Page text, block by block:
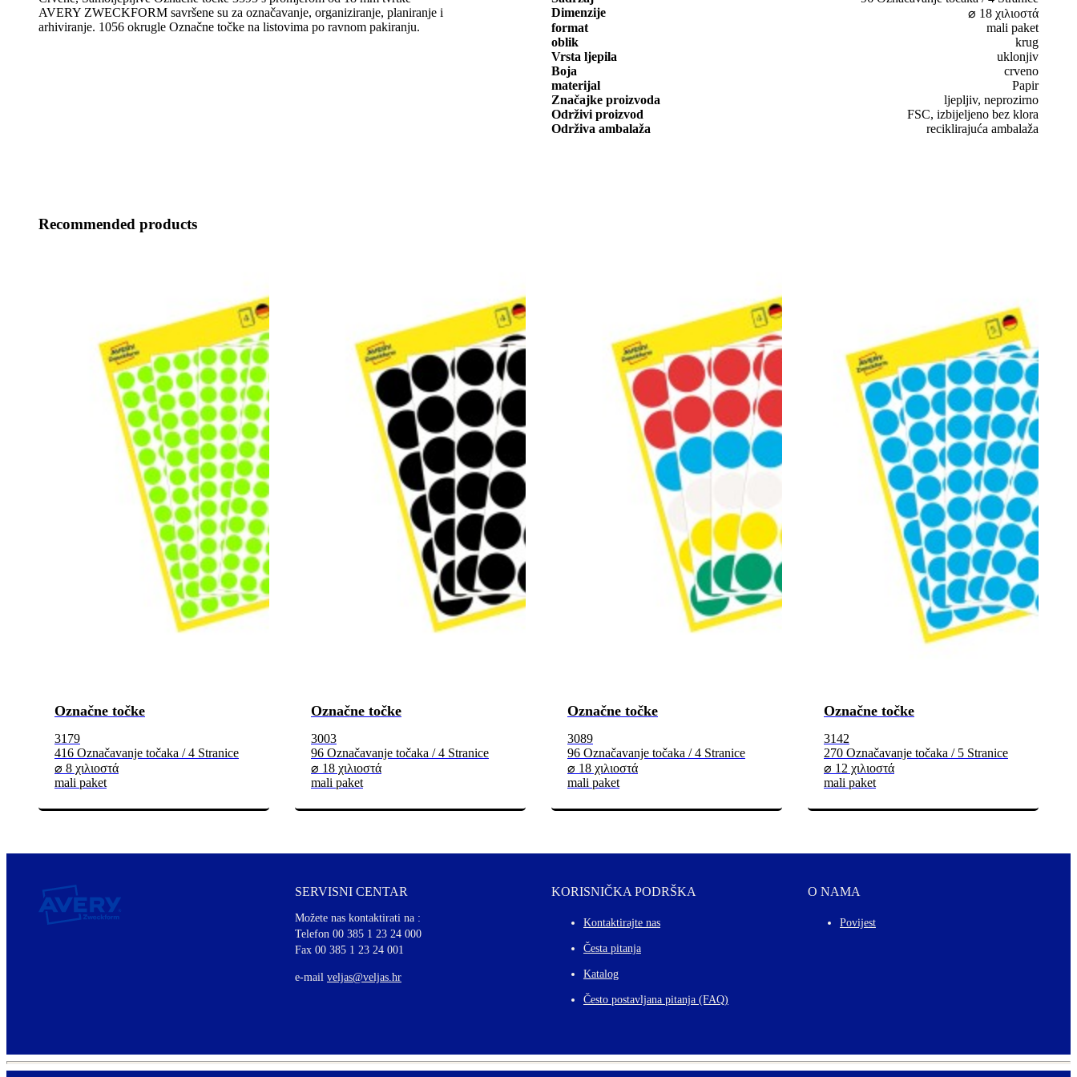
AVERY ZWECKFORM savršene su za označavanje, organiziranje, planiranje i
arhiviranje. 1056 okrugle Označne točke na listovima po ravnom pakiranju.
Dimenzije
⌀ 18 χιλιοστά
format
mali paket
oblik
krug
Vrsta ljepila
uklonjiv
Boja
crveno
materijal
Papir
Značajke proizvoda
ljepljiv, neprozirno
Održivi proizvod
FSC, izbijeljeno bez klora
Održiva ambalaža
reciklirajuća ambalaža
Recommended products
Označne točke
3179
416 Označavanje točaka / 4 Stranice
⌀ 8 χιλιοστά
mali paket
Označne točke
3003
96 Označavanje točaka / 4 Stranice
⌀ 18 χιλιοστά
mali paket
Označne točke
3089
96 Označavanje točaka / 4 Stranice
⌀ 18 χιλιοστά
mali paket
Označne točke
3142
270 Označavanje točaka / 5 Stranice
⌀ 12 χιλιοστά
mali paket
SERVISNI CENTAR
Možete nas kontaktirati na :
Telefon 00 385 1 23 24 000
Fax 00 385 1 23 24 001
e-mail veljas@veljas.hr
KORISNIČKA PODRŠKA
Kontaktirajte nas
Česta pitanja
Katalog
Često postavljana pitanja (FAQ)
O NAMA
Povijest